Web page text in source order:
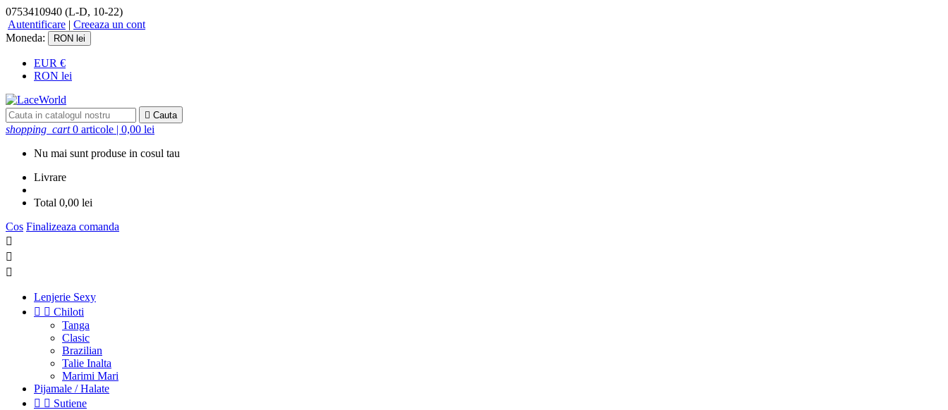
0753410940 (L-D, 10-22)
Autentificare | Creeaza un cont
Moneda:
RON lei
EUR €
RON lei
 Cauta
shopping_cart 0 articole | 0,00 lei
Nu mai sunt produse in cosul tau
Livrare
Total 0,00 lei
Cos Finalizeaza comanda



Lenjerie Sexy
  Chiloti
Tanga
Clasic
Brazilian
Talie Inalta
Marimi Mari
Pijamale / Halate
  Sutiene